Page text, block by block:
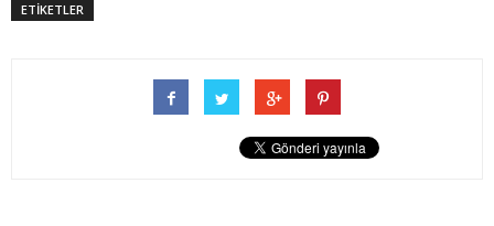
ETİKETLER